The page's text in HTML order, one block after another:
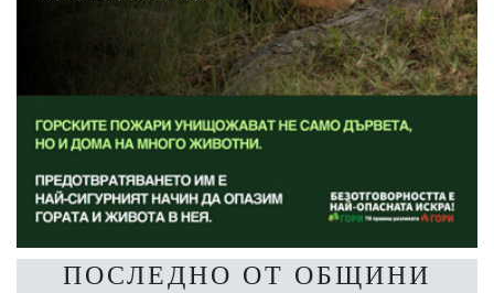
ПОСЛЕДНО ОТ ОБЩИНИ